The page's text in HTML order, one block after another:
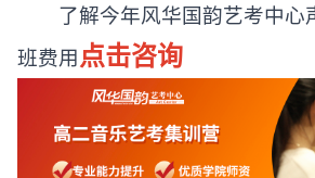
了解今年风华国韵艺考中心
班费用点击咨询